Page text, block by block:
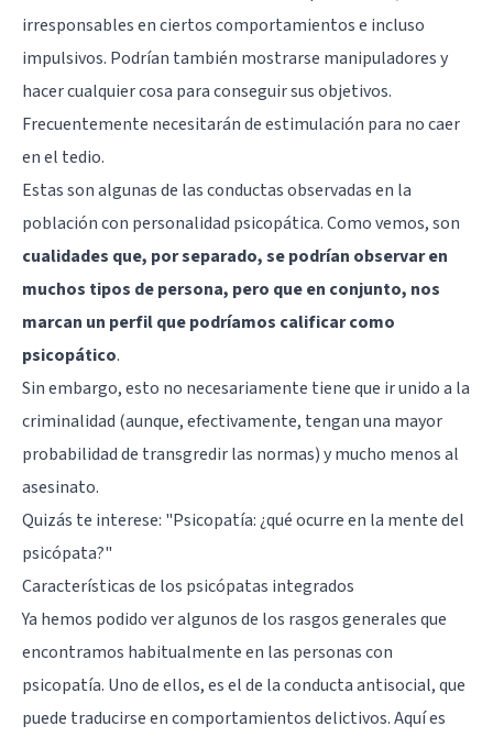
irresponsables en ciertos comportamientos e incluso
impulsivos. Podrían también mostrarse manipuladores y
hacer cualquier cosa para conseguir sus objetivos.
Frecuentemente necesitarán de estimulación para no caer
en el tedio.
Estas son algunas de las conductas observadas en la
población con personalidad psicopática. Como vemos, son
cualidades que, por separado, se podrían observar en
muchos tipos de persona, pero que en conjunto, nos
marcan un perfil que podríamos calificar como
psicopático.
Sin embargo, esto no necesariamente tiene que ir unido a la
criminalidad (aunque, efectivamente, tengan una mayor
probabilidad de transgredir las normas) y mucho menos al
asesinato.
Quizás te interese: "Psicopatía: ¿qué ocurre en la mente del
psicópata?"
Características de los psicópatas integrados
Ya hemos podido ver algunos de los rasgos generales que
encontramos habitualmente en las personas con
psicopatía. Uno de ellos, es el de la conducta antisocial, que
puede traducirse en comportamientos delictivos. Aquí es